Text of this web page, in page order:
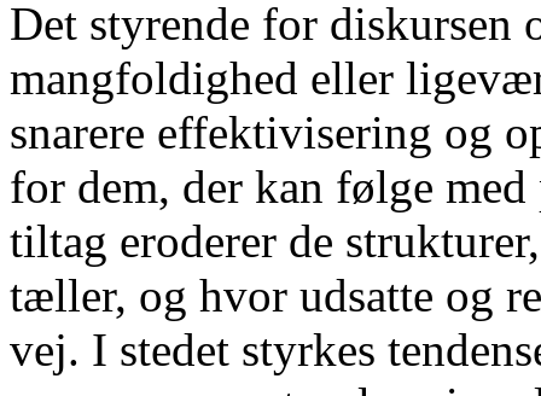
Det styrende for diskursen
mangfoldighed eller
snarere effektivisering og
for dem, der kan følge
tiltag eroderer de
tæller, og hvor udsatte og
vej. I stedet styrkes